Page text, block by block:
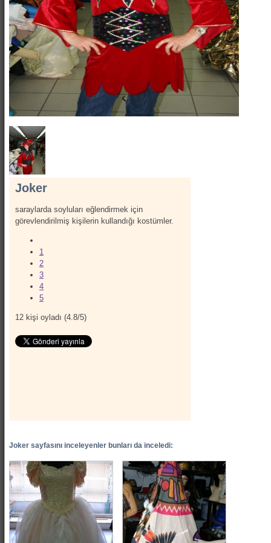
Show Kostümleri
Canlı Heykel Kostümleri
Kanatlar
Hizmetlerimiz
İletişim
Hakkımızda
Joker
saraylarda soyluları eğlendirmek için
görevlendirilmiş kişilerin kullandığı kostümler.
1
2
3
4
5
12 kişi oyladı (4.8/5)
Joker sayfasını inceleyenler bunları da inceledi: